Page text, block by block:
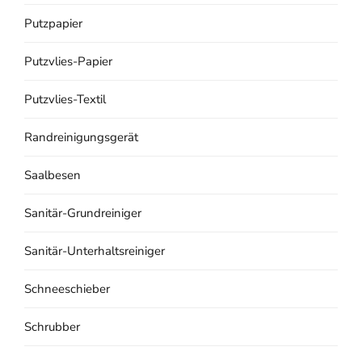
Putzpapier
Putzvlies-Papier
Putzvlies-Textil
Randreinigungsgerät
Saalbesen
Sanitär-Grundreiniger
Sanitär-Unterhaltsreiniger
Schneeschieber
Schrubber